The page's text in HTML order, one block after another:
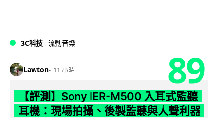
3C科技 流動音樂
Lawton 11 小時 89
【評測】Sony IER-M500 入耳式監聽
耳機：現場拍攝、後製監聽與人聲利器